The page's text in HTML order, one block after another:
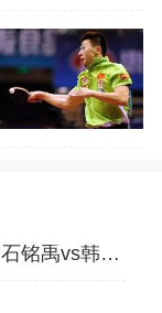
09年U-17焦作乒乓球挑战赛石铭禹vs韩传熙